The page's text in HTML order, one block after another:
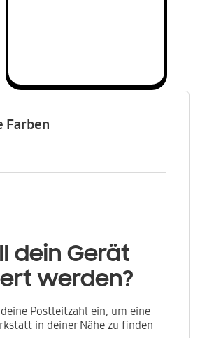
Farben
dein Gerät
werden?
Postleitzahl ein, um eine
in deiner Nähe zu finden